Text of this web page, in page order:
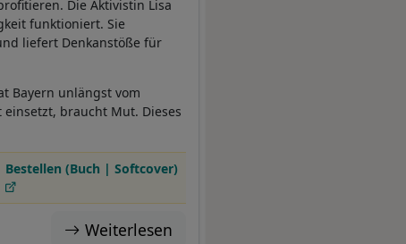
Die Aktivistin Lisa
funktioniert. Sie
liefert Denkanstöße für
Bayern unlängst vom
braucht Mut. Dieses
Bestellen (Buch | Softcover)
Weiterlesen